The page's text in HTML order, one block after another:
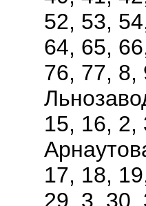
52, 53,
64, 65,
76, 77, 8,
15, 16, 2,
17, 18,
29, 3, 30,